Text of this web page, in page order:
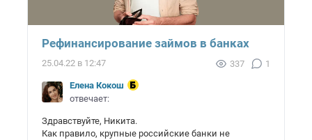
Рефинансирование займов в банках
25.04.22 в 12:47 337 1
Елена Кокош
отвечает:
Здравствуйте, Никита.
Как правило, крупные российские банки не